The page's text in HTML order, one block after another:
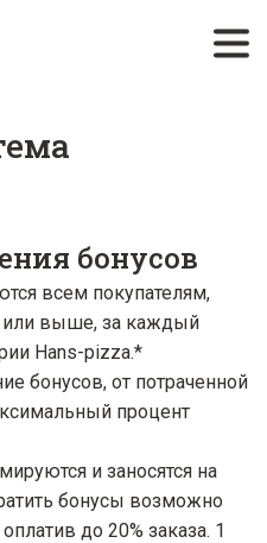
бонусов
всем покупателям,
выше, за каждый
Hans-pizza.*
бонусов, от потраченной
процент
и заносятся на
бонусы возможно
до 20% заказа. 1